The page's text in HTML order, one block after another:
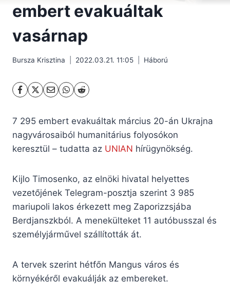
embert evakuáltak
vasárnap
Bursza Krisztina 2022.03.21. 11:05 Háború
7 295 embert evakuáltak március 20-án Ukrajna
nagyvárosaiból humanitárius folyosókon
keresztül – tudatta az UNIAN hírügynökség.
Kijlo Timosenko, az elnöki hivatal helyettes
vezetőjének Telegram-posztja szerint 3 985
mariupoli lakos érkezett meg Zaporizzsjába
Berdjanszkból. A menekülteket 11 autóbusszal és
személyjárművel szállították át.
A tervek szerint hétfőn Mangus város és
környékéről evakuálják az embereket.